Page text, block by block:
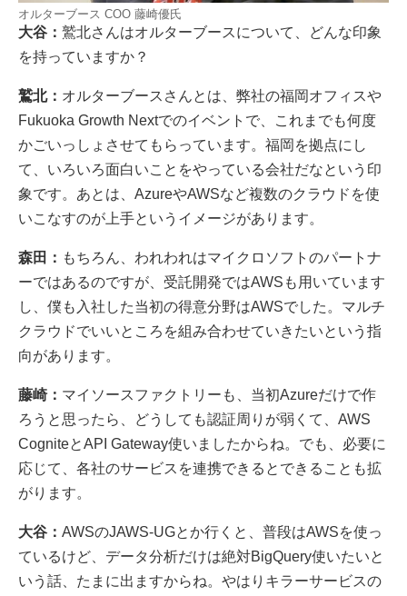
オルターブース COO 藤崎優氏
大谷： 鷲北さんはオルターブースについて、どんな印象
を持っていますか？
鷲北： オルターブースさんとは、弊社の福岡オフィスや
Fukuoka Growth Nextでのイベントで、これまでも何度
かごいっしょさせてもらっています。福岡を拠点にし
て、いろいろ面白いことをやっている会社だなという印
象です。あとは、AzureやAWSなど複数のクラウドを使
いこなすのが上手というイメージがあります。
森田： もちろん、われわれはマイクロソフトのパートナ
ーではあるのですが、受託開発ではAWSも用いています
し、僕も入社した当初の得意分野はAWSでした。マルチ
クラウドでいいところを組み合わせていきたいという指
向があります。
藤崎： マイソースファクトリーも、当初Azureだけで作
ろうと思ったら、どうしても認証周りが弱くて、AWS
CogniteとAPI Gateway使いましたからね。でも、必要に
応じて、各社のサービスを連携できるとできることも拡
がります。
大谷： AWSのJAWS-UGとか行くと、普段はAWSを使っ
ているけど、データ分析だけは絶対BigQuery使いたいと
いう話、たまに出ますからね。やはりキラーサービスの